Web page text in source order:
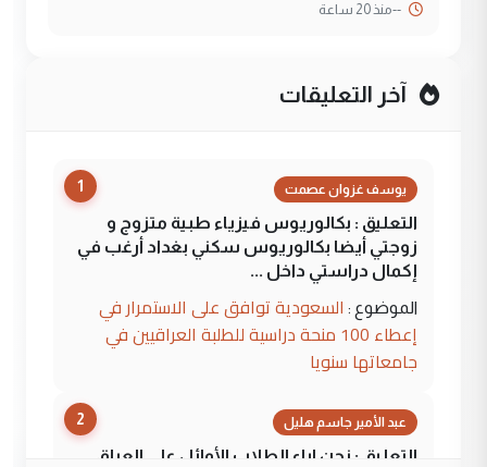
--منذ 20 ساعة
آخر التعليقات
1 يوسف غزوان عصمت
التعليق : بكالوريوس فيزياء طبية متزوج و
زوجتي أيضا بكالوريوس سكني بغداد أرغب في
إكمال دراستي داخل ...
الموضوع : السعودية توافق على الاستمرار في
إعطاء 100 منحة دراسية للطلبة العراقيين في
جامعاتها سنويا
2 عبد الأمير جاسم هليل
التعليق : نحن اباء الطلاب الأوائل على العراق